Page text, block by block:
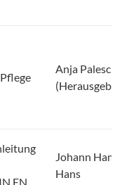
Anja Palesch
EN
Johann
Hans